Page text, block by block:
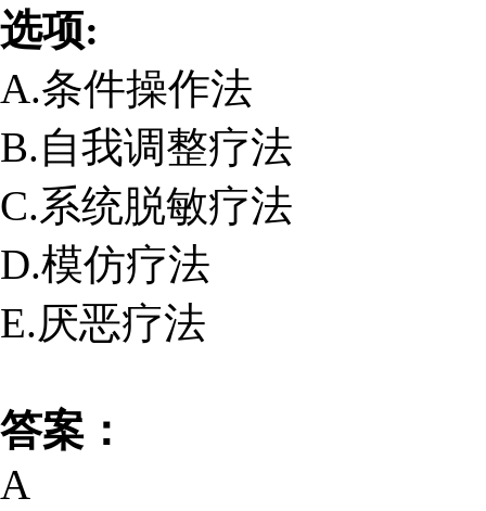
选项:
A.条件操作法
B.自我调整疗法
C.系统脱敏疗法
D.模仿疗法
E.厌恶疗法
答案：
A